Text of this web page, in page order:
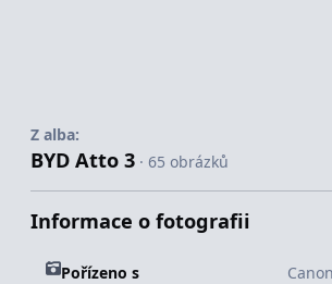
Z alba:
BYD Atto 3 · 65 obrázků
Informace o fotografii
Pořízeno s